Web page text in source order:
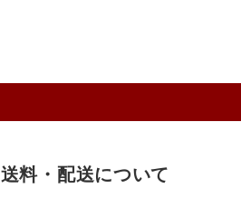
送料・配送について